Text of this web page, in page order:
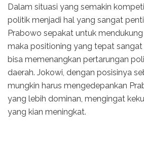
Dalam situasi yang semakin
politik menjadi hal yang sangat
Prabowo sepakat untuk
maka positioning yang tepat
bisa memenangkan pertarungan
daerah. Jokowi, dengan posisinya
mungkin harus mengedepankan
yang lebih dominan, mengingat
yang kian meningkat.